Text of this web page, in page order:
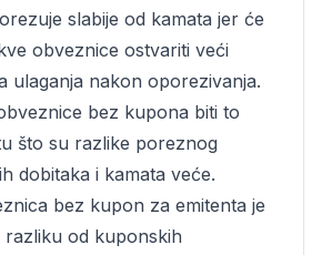
slabije od kamata jer će
obveznice ostvariti veći
ulaganja nakon oporezivanja.
bez kupona biti to
što su razlike poreznog
dobitaka i kamata veće.
bez kupon za emitenta je
od kuponskih